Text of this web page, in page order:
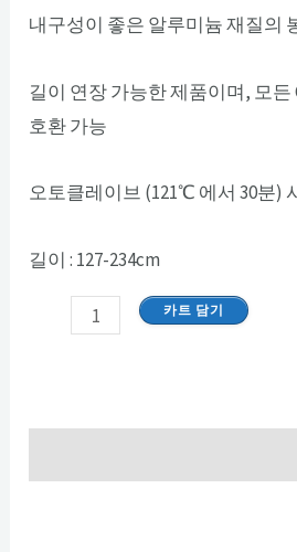
내구성이 좋은 알루미늄 재질의
길이 연장 가능한 제품이며, 모든
호환 가능
오토클레이브 (121℃ 에서 30분)
길이 : 127-234cm
카트 담기